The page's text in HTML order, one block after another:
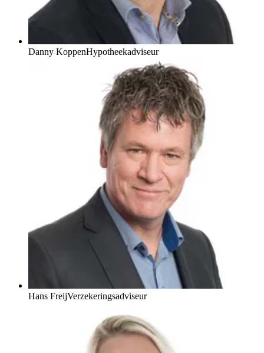
Danny KoppenHypotheekadviseur
Hans FreijVerzekeringsadviseur